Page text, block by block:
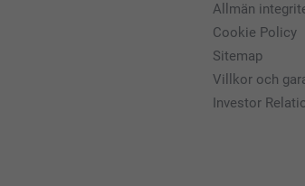
Allmän
Cookie Policy
Sitemap
Villkor och
Investor